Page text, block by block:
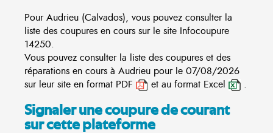
Pour Audrieu (Calvados), vous pouvez consulter la
liste des coupures en cours sur le site Infocoupure
14250.
Vous pouvez consulter la liste des coupures et des
réparations en cours à Audrieu pour le 07/08/2026
sur leur site en format PDF
et au format Excel .
Signaler une coupure de courant
sur cette plateforme